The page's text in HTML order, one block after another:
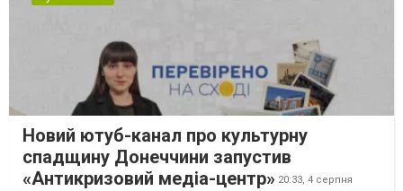
Новий ютуб-канал про культурну
спадщину Донеччини запустив
«Антикризовий медіа-центр» 20:33, 4 серпня